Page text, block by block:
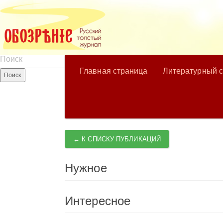
Главная страница Литературный
← К СПИСКУ ПУБЛИКАЦИЙ
Нужное
Интересное